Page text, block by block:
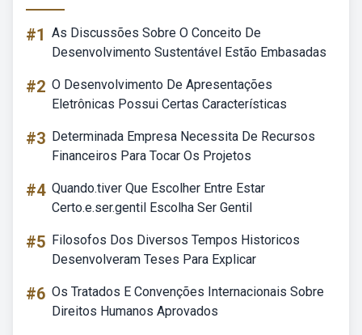
#1 As Discussões Sobre O Conceito De
Desenvolvimento Sustentável Estão Embasadas
#2 O Desenvolvimento De Apresentações
Eletrônicas Possui Certas Características
#3 Determinada Empresa Necessita De Recursos
Financeiros Para Tocar Os Projetos
#4 Quando.tiver Que Escolher Entre Estar
Certo.e.ser.gentil Escolha Ser Gentil
#5 Filosofos Dos Diversos Tempos Historicos
Desenvolveram Teses Para Explicar
#6 Os Tratados E Convenções Internacionais Sobre
Direitos Humanos Aprovados